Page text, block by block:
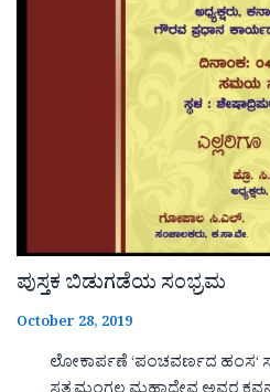
ಪುಸ್ತಕ ಬಿಡುಗಡೆಯ ಸಂಭ್ರಮ
October 28, 2019
ಲೋಕಾರ್ಪಣೆ ‘ಪಂಚವರ್ಣದ ಹಂಸ‘